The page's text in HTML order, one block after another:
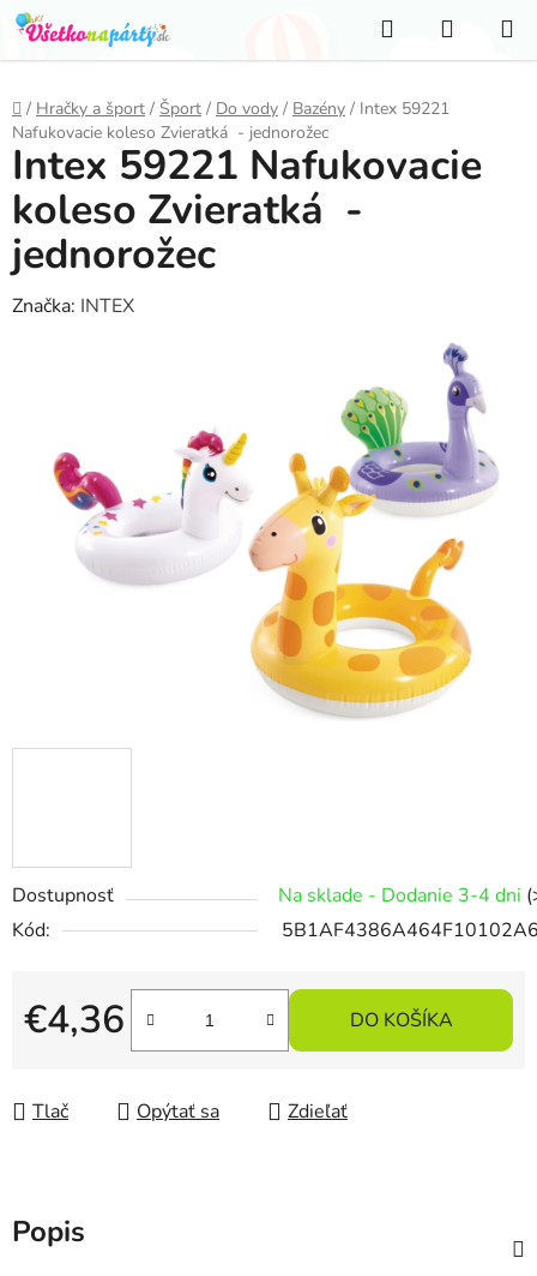
Prejsť
na
obsah
Hľadať
KOŠÍK
Domov
/ Hračky a šport / Šport / Do vody / Bazény / Intex 59221
Nafukovacie koleso Zvieratká - jednorožec
Dostupnosť Na sklade - Dodanie 3-4 dni
Kód:
€4,36
Jednotková cena:
DO KOŠÍKA
Tlač Opýtať sa Zdieľať
Intex 59221 Nafukovacie
koleso Zvieratká -
jednorožec
Značka: INTEX
Popis